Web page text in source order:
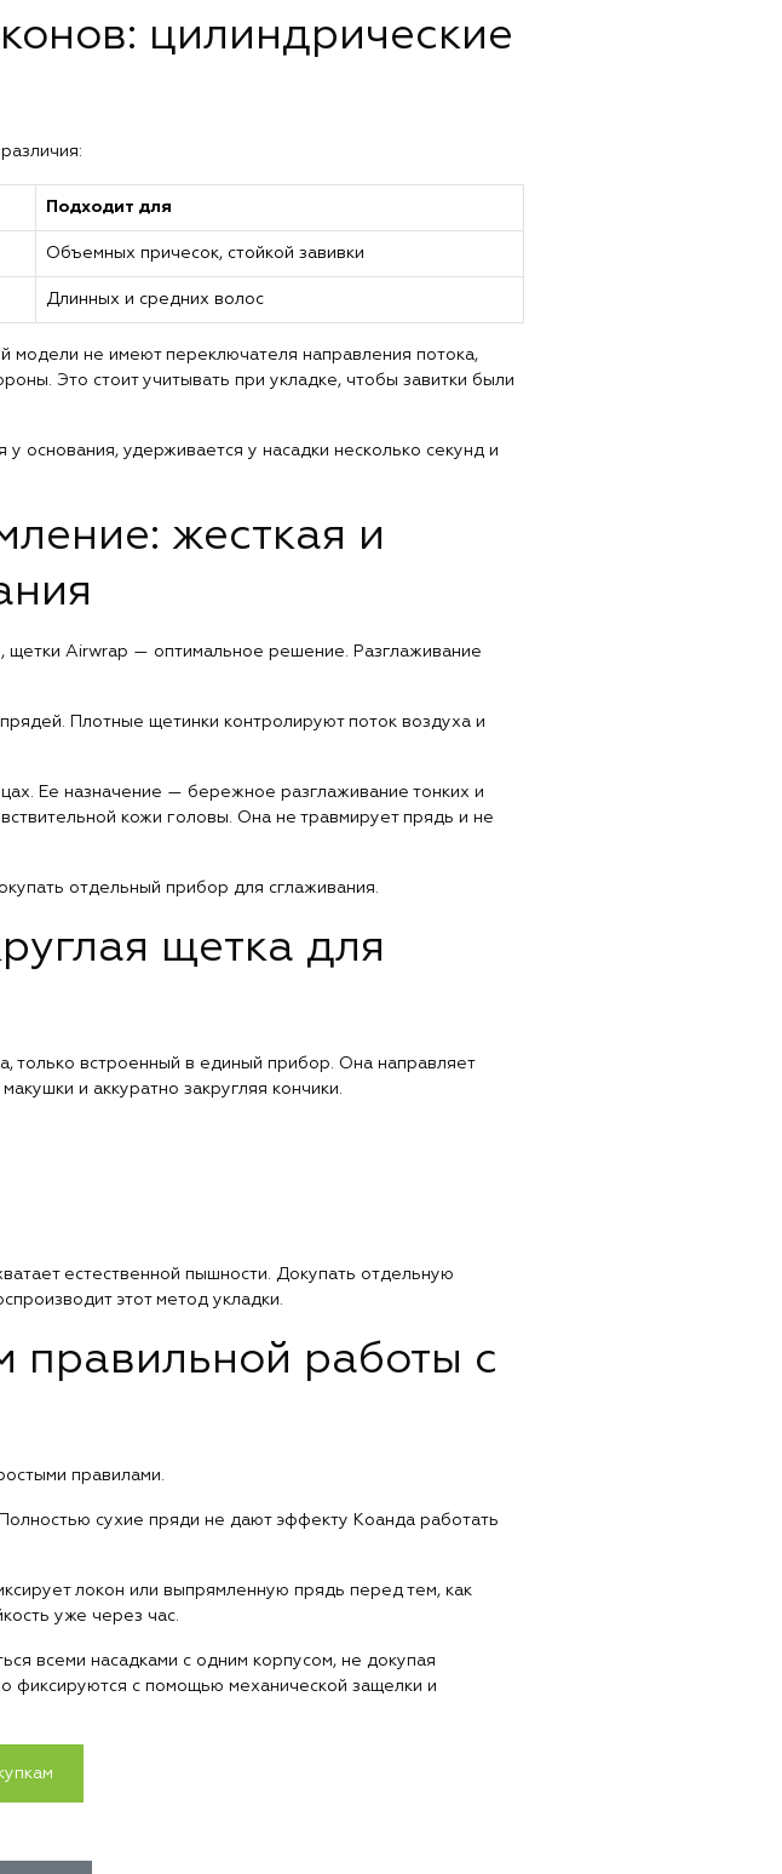
цилиндрические
Подходит для
Объемных причесок, стойкой завивки
Длинных и средних волос
модели не имеют переключателя направления потока,
Это стоит учитывать при укладке, чтобы завитки были
основания, удерживается у насадки несколько секунд и
жесткая и
щетки Airwrap — оптимальное решение. Разглаживание
Плотные щетинки контролируют поток воздуха и
Ее назначение — бережное разглаживание тонких и
кожи головы. Она не травмирует прядь и не
отдельный прибор для сглаживания.
щетка для
только встроенный в единый прибор. Она направляет
и аккуратно закругляя кончики.
естественной пышности. Докупать отдельную
этот метод укладки.
правильной работы с
правилами.
сухие пряди не дают эффекту Коанда работать
локон или выпрямленную прядь перед тем, как
уже через час.
всеми насадками с одним корпусом, не докупая
фиксируются с помощью механической защелки и